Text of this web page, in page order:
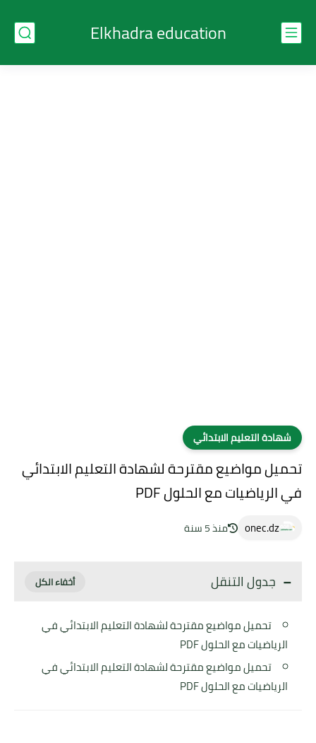
Elkhadra education
شهادة التعليم الابتدائي
تحميل مواضيع مقترحة لشهادة التعليم الابتدائي
في الرياضيات مع الحلول PDF
onec.dz منذ 5 سنة
جدول التنقل
تحميل مواضيع مقترحة لشهادة التعليم الابتدائي في
الرياضيات مع الحلول PDF
تحميل مواضيع مقترحة لشهادة التعليم الابتدائي في
الرياضيات مع الحلول PDF